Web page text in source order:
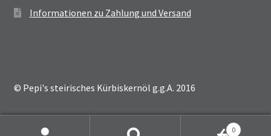
Informationen zu Zahlung und Versand
© Pepi's steirisches Kürbiskernöl g.g.A. 2016
0